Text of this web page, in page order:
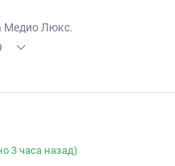
Медио Люкс.
3 часа назад)